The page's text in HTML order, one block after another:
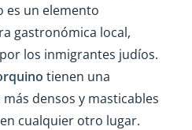
es un elemento
gastronómica local,
los inmigrantes judíos.
tienen una
densos y masticables
cualquier otro lugar.